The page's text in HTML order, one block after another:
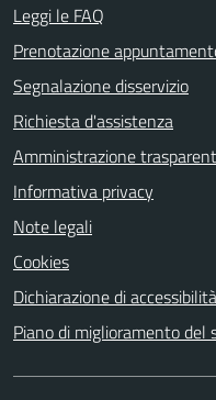
Leggi le FAQ
Prenotazione
Segnalazione disservizio
Richiesta d'assistenza
Amministrazione
Informativa privacy
Note legali
Cookies
Dichiarazione di accessibilità
Piano di miglioramento del